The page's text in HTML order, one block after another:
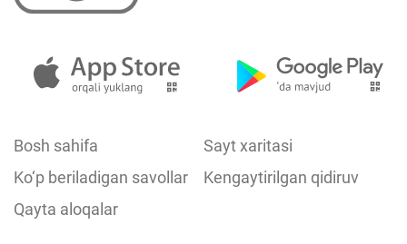
Bosh sahifa
Sayt xaritasi
Ko‘p beriladigan savollar
Kengaytirilgan qidiruv
Qayta aloqalar